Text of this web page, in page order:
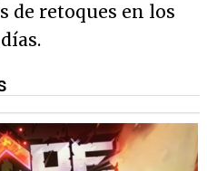
de retoques en los